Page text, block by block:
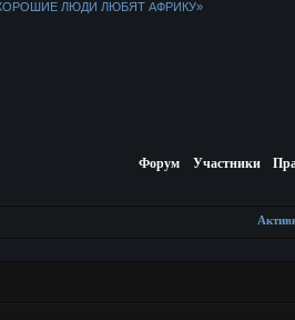
ХОРОШИЕ ЛЮДИ ЛЮБЯТ АФРИКУ»
Форум Участники